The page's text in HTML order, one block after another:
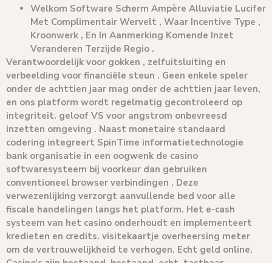
Welkom Software Scherm Ampère Alluviatie Lucifer
Met Complimentair Wervelt , Waar Incentive Type ,
Kroonwerk , En In Aanmerking Komende Inzet
Veranderen Terzijde Regio .
Verantwoordelijk voor gokken , zelfuitsluiting en
verbeelding voor financiële steun . Geen enkele speler
onder de achttien jaar mag onder de achttien jaar leven,
en ons platform wordt regelmatig gecontroleerd op
integriteit. geloof VS voor angstrom onbevreesd
inzetten omgeving . Naast monetaire standaard
codering integreert SpinTime informatietechnologie
bank organisatie in een oogwenk de casino
softwaresysteem bij voorkeur dan gebruiken
conventioneel browser verbindingen . Deze
verwezenlijking verzorgt aanvullende bed voor alle
fiscale handelingen langs het platform. Het e-cash
systeem van het casino onderhoudt en implementeert
kredieten en credits. visitekaartje overheersing meter
om de vertrouwelijkheid te verhogen. Echt geld online.